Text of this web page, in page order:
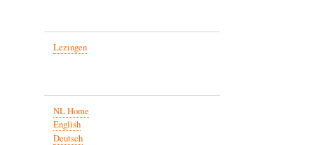
Lezingen
NL Home
English
Deutsch